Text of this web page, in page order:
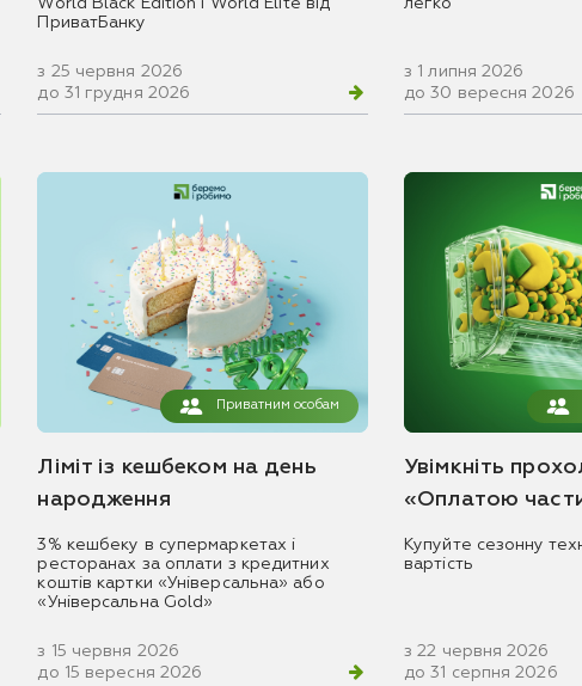
ПриватБанку
з 25 червня 2026
до 31 грудня 2026
з 1 липня 2026
до 30 вересня 2026
Приватним особам
Ліміт із кешбеком на день
народження
3% кешбеку в супермаркетах і
ресторанах за оплати з кредитних
коштів картки «Універсальна» або
«Універсальна Gold»
з 15 червня 2026
до 15 вересня 2026
Увімкніть
«Оплатою
Купуйте сезонну
вартість
з 22 червня 2026
до 31 серпня 2026